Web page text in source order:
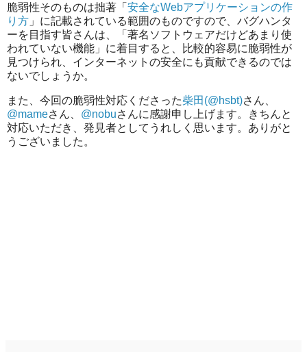
脆弱性そのものは拙著「 安全なWebアプリケーションの作
り方 」に記載されている範囲のものですので、バグハンタ
ーを目指す皆さんは、「著名ソフトウェアだけどあまり使
われていない機能」に着目すると、比較的容易に脆弱性が
見つけられ、インターネットの安全にも貢献できるのでは
ないでしょうか。
また、今回の脆弱性対応くださった柴田(@hsbt)さん、
@mameさん、 @nobuさんに感謝申し上げます。きちんと
対応いただき、発見者としてうれしく思います。ありがと
うございました。